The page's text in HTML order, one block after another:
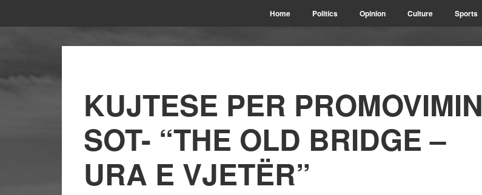
Home Politics Opinion Culture Sports
KUJTESE PER PROMOVIMIN
SOT- “THE OLD BRIDGE –
URA E VJETËR”